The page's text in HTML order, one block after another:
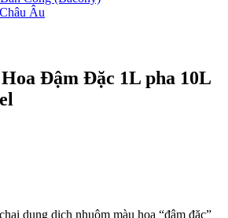
Âu
Đậm Đặc 1L pha 10L
dung dịch nhuộm màu hoa “đậm đặc”